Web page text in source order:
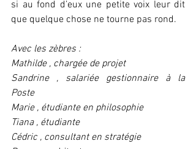
si au fond d’eux une petite voix leur dit
que quelque chose ne tourne pas rond.
Avec les zèbres :
Mathilde , chargée de projet
Sandrine , salariée gestionnaire à la
Poste
Marie , étudiante en philosophie
Tiana , étudiante
Cédric , consultant en stratégie